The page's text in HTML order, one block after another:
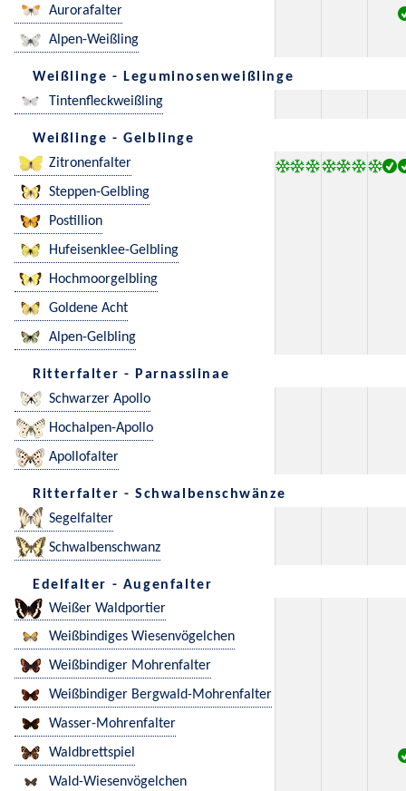
Aurorafalter
Alpen-Weißling
Weißlinge - Leguminosenweißlinge
Tintenfleckweißling
Weißlinge - Gelblinge
Zitronenfalter
Steppen-Gelbling
Postillion
Hufeisenklee-Gelbling
Hochmoorgelbling
Goldene Acht
Alpen-Gelbling
Ritterfalter - Parnassiinae
Schwarzer Apollo
Hochalpen-Apollo
Apollofalter
Ritterfalter - Schwalbenschwänze
Segelfalter
Schwalbenschwanz
Edelfalter - Augenfalter
Weißer Waldportier
Weißbindiges Wiesenvögelchen
Weißbindiger Mohrenfalter
Weißbindiger Bergwald-Mohrenfalter
Wasser-Mohrenfalter
Waldbrettspiel
Wald-Wiesenvögelchen